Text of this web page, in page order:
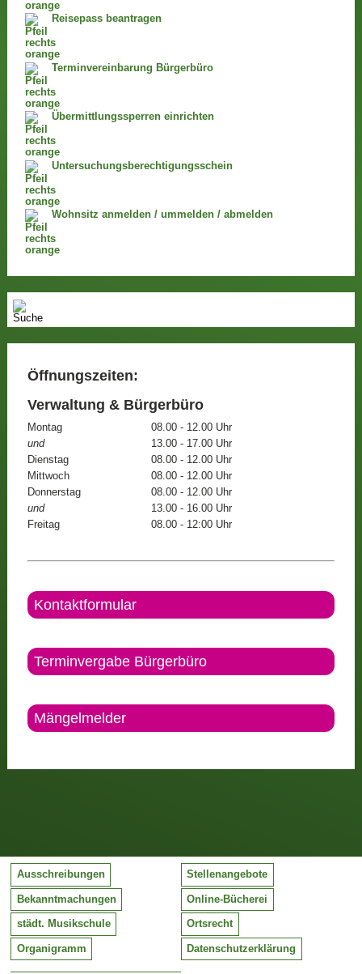
Reisepass beantragen
Terminvereinbarung Bürgerbüro
Übermittlungssperren einrichten
Untersuchungsberechtigungsschein
Wohnsitz anmelden / ummelden / abmelden
Öffnungszeiten:
Verwaltung & Bürgerbüro
Montag
08.00 - 12.00 Uhr
und
13.00 - 17.00 Uhr
Dienstag
08.00 - 12.00 Uhr
Mittwoch
08.00 - 12.00 Uhr
Donnerstag
08.00 - 12.00 Uhr
und
13.00 - 16.00 Uhr
Freitag
08.00 - 12:00 Uhr
Kontaktformular
Terminvergabe Bürgerbüro
Mängelmelder
Ausschreibungen Stellenangebote
Bekanntmachungen Online-Bücherei
städt. Musikschule Ortsrecht
Organigramm Datenschutzerklärung